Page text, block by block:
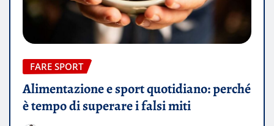
FARE SPORT
Alimentazione e sport quotidiano: perché
è tempo di superare i falsi miti